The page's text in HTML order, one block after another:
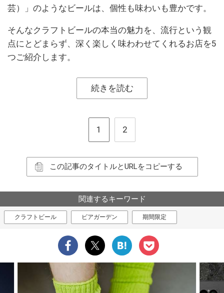
芸）」のようなビールは、個性も味わいも豊かです。
そんなクラフトビールの本当の魅力を、流行という観
点にとどまらず、深く楽しく味わわせてくれるお店を5
つご紹介します。
続きを読む
1 2
この記事のタイトルとURLをコピーする
関連するキーワード
クラフトビール ビアガーデン 期間限定